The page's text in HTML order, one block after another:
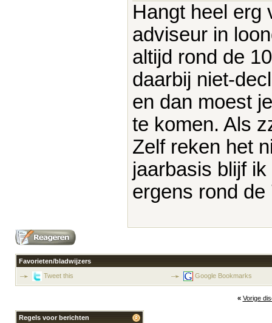
Hangt heel erg
adviseur in
altijd rond de
daarbij niet-
en dan moest
te komen. Als
Zelf reken het
jaarbasis blijf
ergens rond
Favorieten/bladwijzers
Tweet this
Google Bookmarks
« Vorige
Regels voor berichten